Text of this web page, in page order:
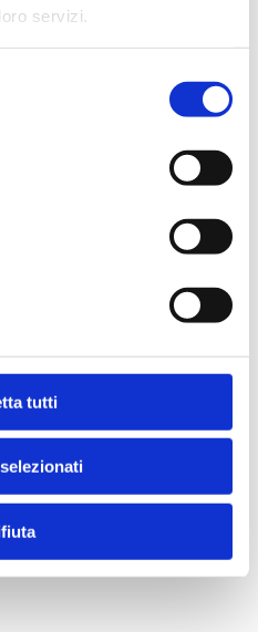
servizi.
tutti
- Viale del lavoro, n. 25/a,
- Registro delle Imprese